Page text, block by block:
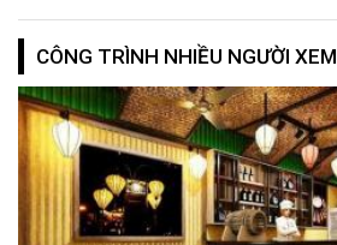
CÔNG TRÌNH NHIỀU NGƯỜI XEM